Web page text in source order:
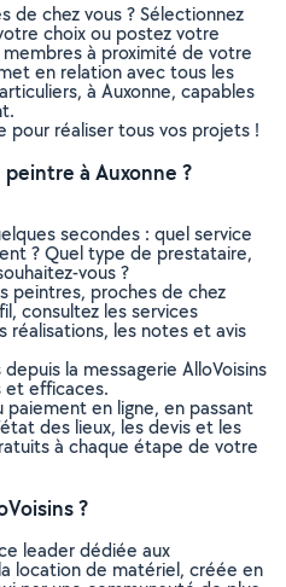
de chez vous ? Sélectionnez
choix ou postez votre
à proximité de votre
en relation avec tous les
à Auxonne, capables
pour réaliser tous vos projets !
à Auxonne ?
secondes : quel service
? Quel type de prestataire,
vous ?
peintres, proches de chez
consultez les services
réalisations, les notes et avis
la messagerie AlloVoisins
et efficaces.
en ligne, en passant
des lieux, les devis et les
à chaque étape de votre
?
leader dédiée aux
location de matériel, créée en